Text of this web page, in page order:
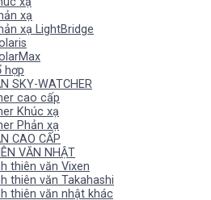
xạ
xạ LightBridge
hợp
SKY-WATCHER
cao cấp
Khúc xạ
Phản xạ
CAO CẤP
VĂN NHẬT
thiên văn Vixen
thiên văn Takahashi
thiên văn nhật khác